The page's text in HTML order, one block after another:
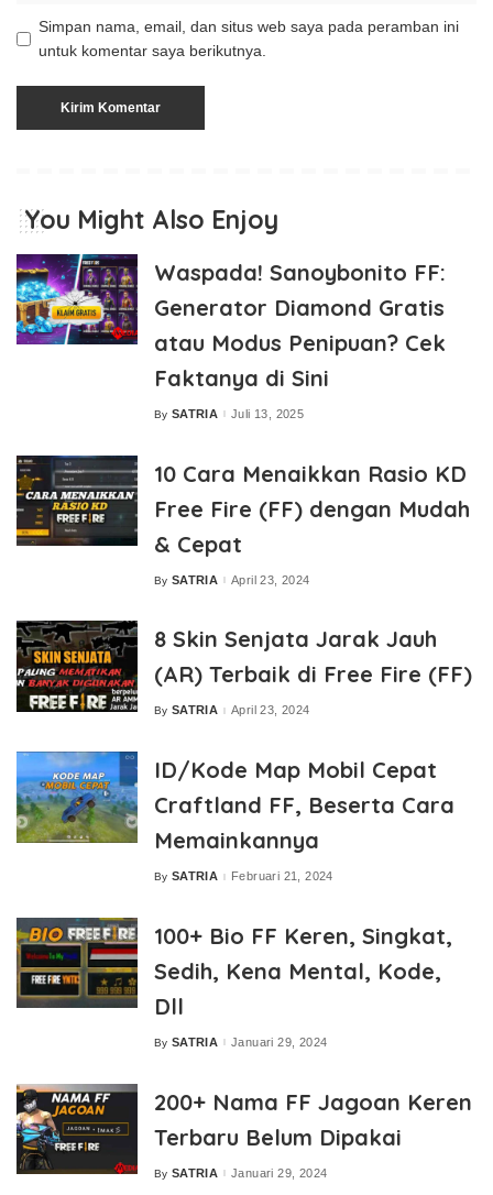
Simpan nama, email, dan situs web saya pada peramban ini
untuk komentar saya berikutnya.
You Might Also Enjoy
Waspada! Sanoybonito FF:
Generator Diamond Gratis
atau Modus Penipuan? Cek
Faktanya di Sini
Posted
By SATRIA Juli 13, 2025
10 Cara Menaikkan Rasio KD
Free Fire (FF) dengan Mudah
& Cepat
Posted
By SATRIA April 23, 2024
8 Skin Senjata Jarak Jauh
(AR) Terbaik di Free Fire (FF)
Posted
By SATRIA April 23, 2024
ID/Kode Map Mobil Cepat
Craftland FF, Beserta Cara
Memainkannya
Posted
By SATRIA Februari 21, 2024
100+ Bio FF Keren, Singkat,
Sedih, Kena Mental, Kode,
Dll
Posted
By SATRIA Januari 29, 2024
200+ Nama FF Jagoan Keren
Terbaru Belum Dipakai
Posted
By SATRIA Januari 29, 2024